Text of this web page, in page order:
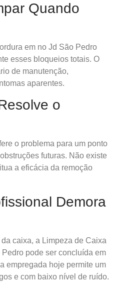
Quando
em no Jd São Pedro
esses bloqueios totais. O
de manutenção,
aparentes.
o
o problema para um ponto
futuras. Não existe
a eficácia da remoção
Demora
caixa, a Limpeza de Caixa
pode ser concluída em
empregada hoje permite um
e com baixo nível de ruído.